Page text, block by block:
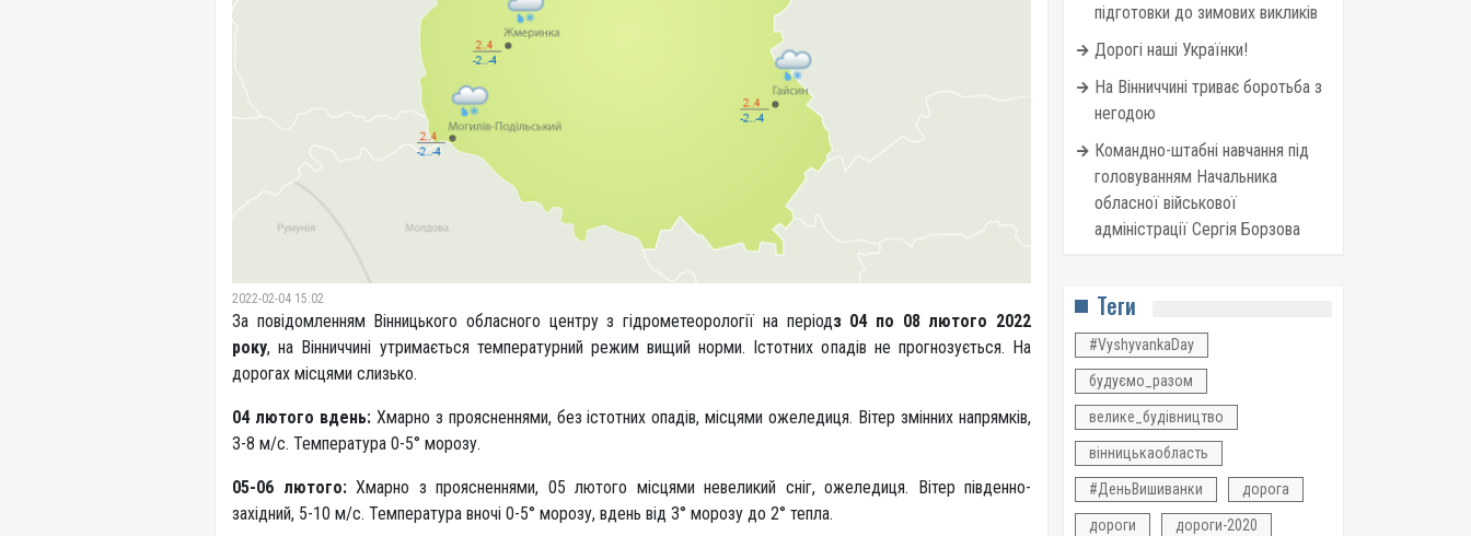
2022-02-04 15:02
За повідомленням Вінницького обласного центру з гідрометеорології на періодз 04 по 08 лютого 2022
року, на Вінниччині утримається температурний режим вищий норми. Істотних опадів не прогнозується. На
дорогах місцями слизько.
04 лютого вдень: Хмарно з проясненнями, без істотних опадів, місцями ожеледиця. Вітер змінних напрямків,
3-8 м/с. Температура 0-5° морозу.
05-06 лютого:Хмарно з проясненнями, 05 лютого місцями невеликий сніг, ожеледиця. Вітер південно-
західний, 5-10 м/с. Температура вночі 0-5° морозу, вдень від 3° морозу до 2° тепла.
підготовки до зимових викликів
Дорогі наші Українки!
На Вінниччині триває боротьба з
негодою
Командно-штабні навчання під
головуванням Начальника
обласної військової
адміністрації Сергія Борзова
Теги
#VyshyvankaDay
будуємо_разом
велике_будівництво
вінницькаобласть
#ДеньВишиванки дорога
дороги дороги-2020